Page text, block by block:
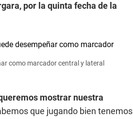
por la quinta fecha de la
como marcador central y lateral
mostrar nuestra
que jugando bien tenemos